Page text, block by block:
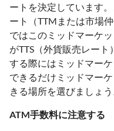
ートを決定しています
ート（TTMまたは市場
ではこのミッドマーケ
がTTS（外貨販売レー
する際にはミッドマー
できるだけミッドマー
きる場所を選びましょう
ATM手数料に注意する